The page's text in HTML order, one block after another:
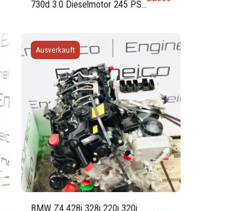
730d 3.0 Dieselmotor 245 PS
Ausverkauft
BMW Z4 428i 328i 220i 320i